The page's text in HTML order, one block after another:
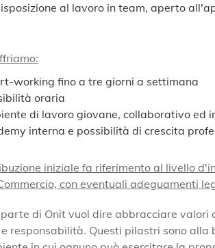
al lavoro in team, aperto
working fino a tre giorni a settimana
oraria
di lavoro giovane, collaborativo ed
interna e possibilità di crescita
iniziale fa riferimento al livello
con eventuali adeguamenti
parte di Onit vuol dire abbracciare
responsabilità. Questi pilastri sono alla